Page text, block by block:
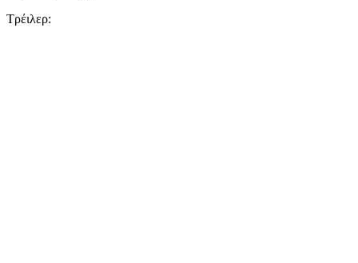
Τρέιλερ: